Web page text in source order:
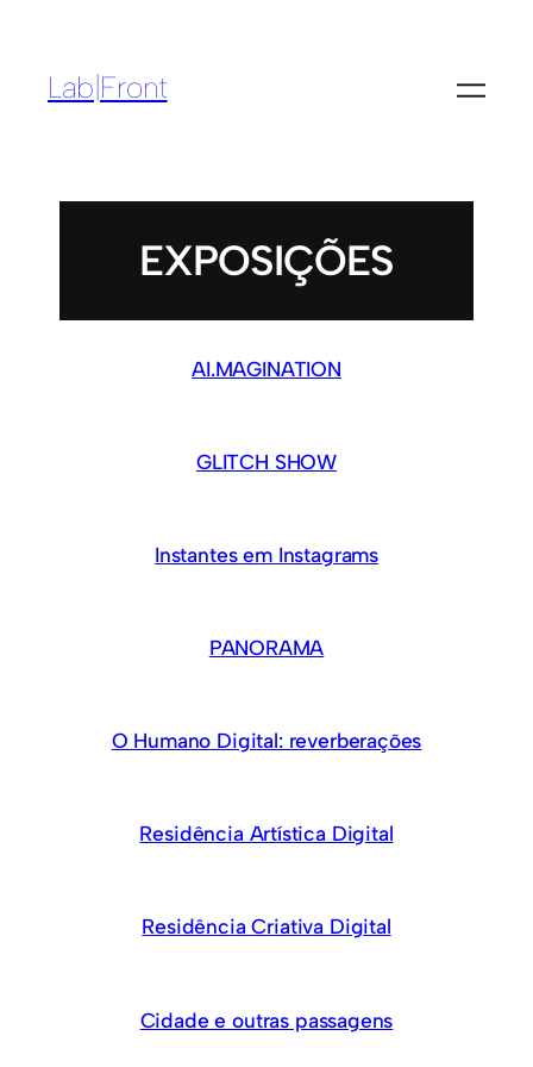
Lab|Front
EXPOSIÇÕES
AI.MAGINATION
GLITCH SHOW
Instantes em Instagram​s
PANORAMA
O Humano Digital: reverberações
Residência Artística Digital
Residência Criativa Digital​
Cidade e outras passagens